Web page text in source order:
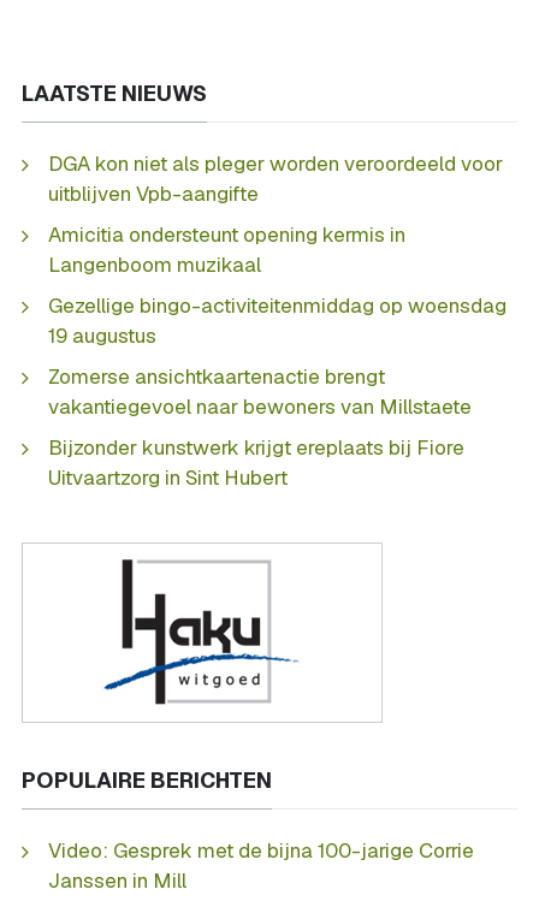
LAATSTE NIEUWS
DGA kon niet als pleger worden veroordeeld voor
uitblijven Vpb-aangifte
Amicitia ondersteunt opening kermis in
Langenboom muzikaal
Gezellige bingo-activiteitenmiddag op woensdag
19 augustus
Zomerse ansichtkaartenactie brengt
vakantiegevoel naar bewoners van Millstaete
Bijzonder kunstwerk krijgt ereplaats bij Fiore
Uitvaartzorg in Sint Hubert
POPULAIRE BERICHTEN
Video: Gesprek met de bijna 100-jarige Corrie
Janssen in Mill